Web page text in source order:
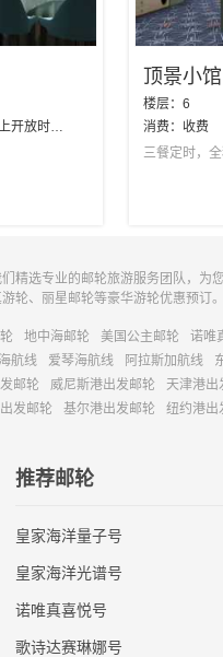
放时间为准
顶景小馆
楼层： 6
消费： 收费
三餐定时，
精选专业的邮轮旅游服务团队，
轮、丽星邮轮等豪华游轮优惠预订
地中海邮轮 美国公主邮轮
诺唯
航线 爱琴海航线 阿拉斯加航线
邮轮 威尼斯港出发邮轮
天津港出
发邮轮 基尔港出发邮轮 纽约港出
推荐邮轮
皇家海洋量子号
皇家海洋光谱号
诺唯真喜悦号
歌诗达赛琳娜号